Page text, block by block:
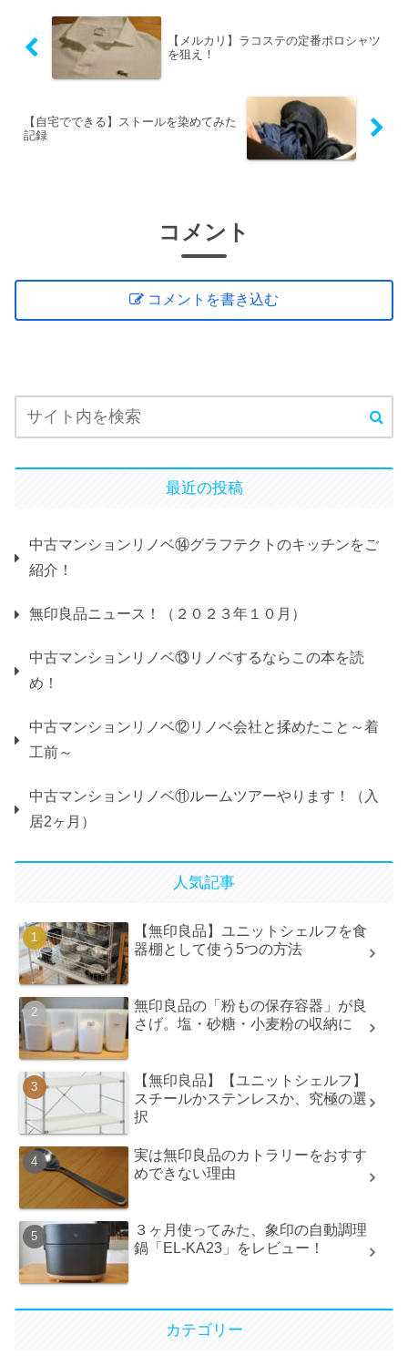
【メルカリ】ラコステの定番ポロシャツ
を狙え！
【自宅でできる】ストールを染めてみた
記録
コメント
コメントを書き込む
最近の投稿
中古マンションリノベ⑭グラフテクトのキッチンをご
紹介！
無印良品ニュース！（２０２３年１０月）
中古マンションリノベ⑬リノベするならこの本を読
め！
中古マンションリノベ⑫リノベ会社と揉めたこと～着
工前～
中古マンションリノベ⑪ルームツアーやります！（入
居2ヶ月）
人気記事
【無印良品】ユニットシェルフを食
器棚として使う5つの方法
無印良品の「粉もの保存容器」が良
さげ。塩・砂糖・小麦粉の収納に
【無印良品】【ユニットシェルフ】
スチールかステンレスか、究極の選
択
実は無印良品のカトラリーをおすす
めできない理由
３ヶ月使ってみた、象印の自動調理
鍋「EL-KA23」をレビュー！
カテゴリー